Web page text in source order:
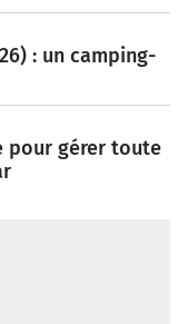
: un camping-
pour gérer toute